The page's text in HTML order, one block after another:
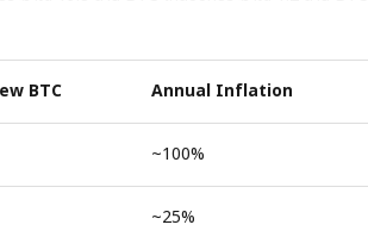
BTC Annual Inflation
~100%
~25%